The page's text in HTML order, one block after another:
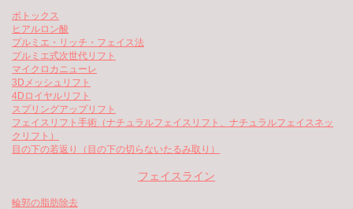
ボトックス
ヒアルロン酸
プルミエ・リッチ・フェイス法
プルミエ式次世代リフト
マイクロカニューレ
3Dメッシュリフト
4Dロイヤルリフト
スプリングアップリフト
フェイスリフト手術（ナチュラルフェイスリフト、ナチュラルフェイスネッ
クリフト）
目の下の若返り（目の下の切らないたるみ取り）
フェイスライン
輪郭の脂肪除去